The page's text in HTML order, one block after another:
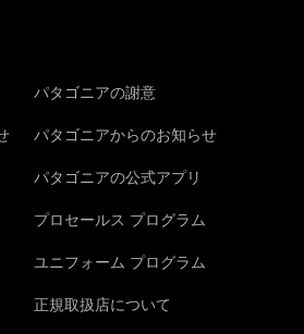
パタゴニアの謝意
パタゴニアからのお知らせ
パタゴニアの公式アプリ
プロセールス プログラム
ユニフォーム プログラム
正規取扱店について